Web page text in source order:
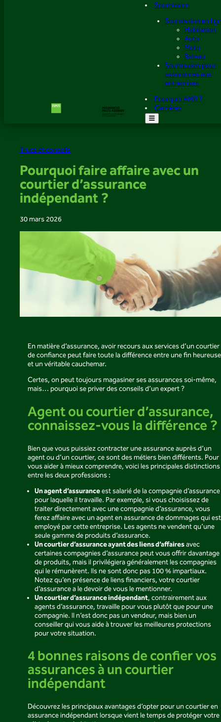
Soumission
Soumission en
Habitation
Auto
Moto
Bateau
Soumission pour
assurances aux
entreprises
Pourquoi AMR ?
Carrières
Trucs et conseils
Pourquoi faire affaire avec un
courtier d’assurance
indépendant ?
30 mars 2026
En matière d’assurance, avoir recours aux services d’un courtier
de confiance peut faire toute la différence entre une fin heureuse
et un véritable cauchemar.
Certes, on peut toujours magasiner ses assurances soi-même,
mais… pourquoi se priver des conseils d’un expert ?
Agent ou courtier d’assurance,
connaissez-vous la différence ?
Bien que vous puissiez contracter une assurance auprès d’un
agent ou d’un courtier, ce sont des métiers bien différents. Pour
vous aider à mieux comprendre, voici les principales distinctions
entre les deux professions :
Un agent d’assuranceest salarié de la compagnie d’assurance
pour laquelle il travaille. Par exemple, si vous choisissez de
traiter directement avec une compagnie d’assurance, vous
ferez affaire avec un agent en assurance de dommages qui est
employé par cette entreprise. Les agents ne vendent qu’une
seule gamme de produits d’assurance.
Un courtier d’assurance ayant des liens d’affairesavec
certaines compagnies d’assurance peut vous offrir davantage
de produits, mais il privilégiera généralement les compagnies
qui le rémunèrent. Ils ne sont donc pas 100 % impartiaux.
Notez qu’en présence de liens financiers, votre courtier
d’assurance a le devoir de vous le mentionner.
Un courtier d’assurance indépendant, contrairement aux
agents d’assurance, travaille pour vous plutôt que pour une
compagnie. Il n’est donc pas un vendeur, mais bien un
conseiller qui vous aide à trouver les meilleures protections
pour votre situation.
4 bonnes raisons de confier vos
assurances à un courtier
indépendant
Découvrez les principaux avantages d’opter pour un courtier en
assurance indépendant lorsque vient le temps de protéger votre